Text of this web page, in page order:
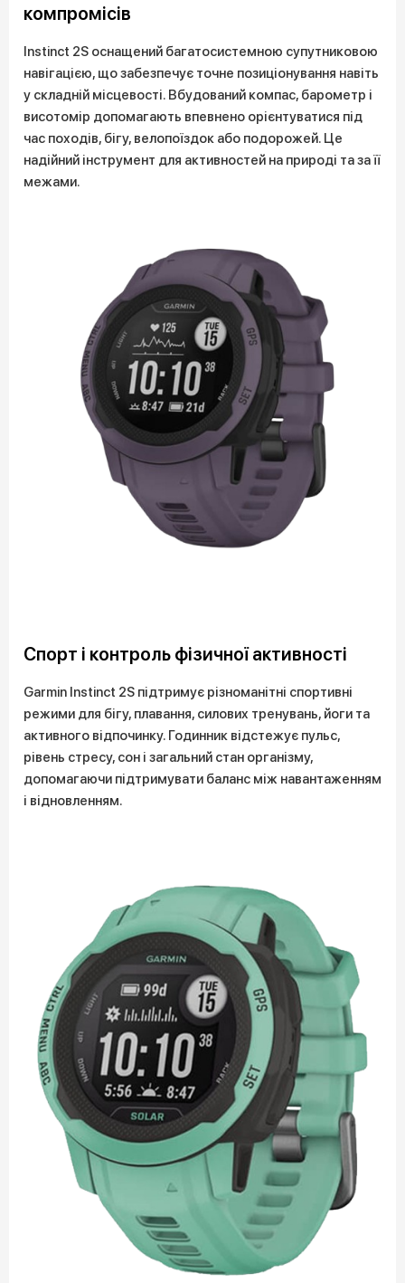
компромісів
Instinct 2S оснащений багатосистемною супутниковою
навігацією, що забезпечує точне позиціонування навіть
у складній місцевості. Вбудований компас, барометр і
висотомір допомагають впевнено орієнтуватися під
час походів, бігу, велопоїздок або подорожей. Це
надійний інструмент для активностей на природі та за її
межами.
Спорт і контроль фізичної активності
Garmin Instinct 2S підтримує різноманітні спортивні
режими для бігу, плавання, силових тренувань, йоги та
активного відпочинку. Годинник відстежує пульс,
рівень стресу, сон і загальний стан організму,
допомагаючи підтримувати баланс між навантаженням
і відновленням.